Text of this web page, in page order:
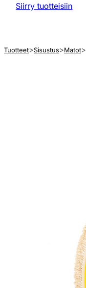
Siirry tuotteisiin
Tuotteet Sisustus Matot